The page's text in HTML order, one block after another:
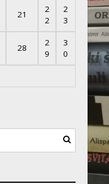
21
2
2
2
3
28
2
9
3
0